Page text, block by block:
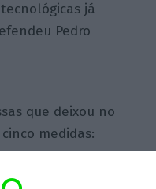
já
Pedro
que deixou no
medidas:
em 22%